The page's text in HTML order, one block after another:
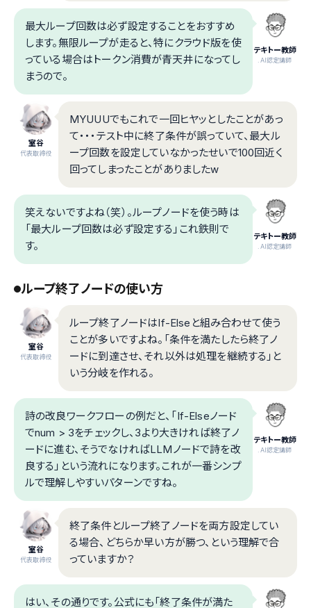
テキトー教師
.AI認定講師
最大ループ回数は必ず設定することをおすすめ
します。無限ループが走ると、特にクラウド版を使
っている場合はトークン消費が青天井になってし
まうので。
室谷
代表取締役
MYUUUでもこれで一回ヒヤッとしたことがあっ
て・・・テスト中に終了条件が誤っていて、最大ル
ープ回数を設定していなかったせいで100回近く
回ってしまったことがありましたw
テキトー教師
.AI認定講師
笑えないですよね（笑）。ループノードを使う時は
「最大ループ回数は必ず設定する」これ鉄則で
す。
ループ終了ノードの使い方
室谷
代表取締役
ループ終了ノードはIf-Elseと組み合わせて使う
ことが多いですよね。「条件を満たしたら終了ノ
ードに到達させ、それ以外は処理を継続する」と
いう分岐を作れる。
テキトー教師
.AI認定講師
詩の改良ワークフローの例だと、「If-Elseノード
でnum > 3をチェックし、3より大きければ終了ノ
ードに進む、そうでなければLLMノードで詩を改
良する」という流れになります。これが一番シンプ
ルで理解しやすいパターンですね。
室谷
代表取締役
終了条件とループ終了ノードを両方設定してい
る場合、どちらか早い方が勝つ、という理解で合
っていますか？
はい、その通りです。公式にも「終了条件が満た